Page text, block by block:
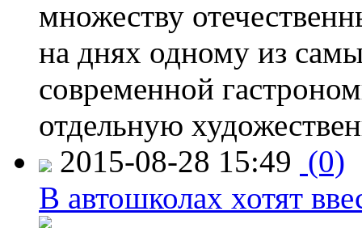
множеству
на днях одному из
современной
отдельную
2015-08-28 15:49 (0)
В автошколах хотят